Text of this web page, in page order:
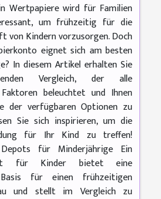
Wertpapiere wird für Familien
um frühzeitig für die
von Kindern vorzusorgen. Doch
eignet sich am besten
In diesem Artikel erhalten Sie
Vergleich, der alle
beleuchtet und Ihnen
der verfügbaren Optionen zu
Sie sich inspirieren, um die
für Ihr Kind zu treffen!
für Minderjährige Ein
für Kinder bietet eine
Basis für einen frühzeitigen
und stellt im Vergleich zu